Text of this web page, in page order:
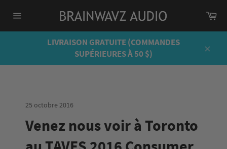
LIVRAISON GRATUITE (COMMANDES
SUPÉRIEURES À 50 $)
25 octobre 2016
Venez nous voir à Toronto